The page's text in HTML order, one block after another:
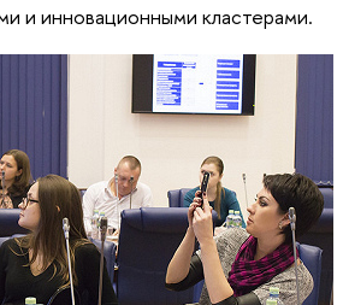
и инновационными кластерами.